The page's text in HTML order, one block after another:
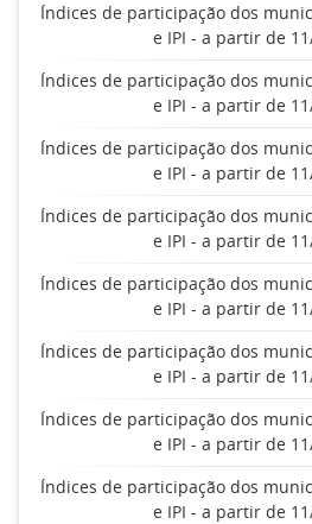
Índices de participação dos
e IPI - a partir de
Índices de participação dos
e IPI - a partir de
Índices de participação dos
e IPI - a partir de
Índices de participação dos
e IPI - a partir de
Índices de participação dos
e IPI - a partir de
Índices de participação dos
e IPI - a partir de
Índices de participação dos
e IPI - a partir de
Índices de participação dos
e IPI - a partir de